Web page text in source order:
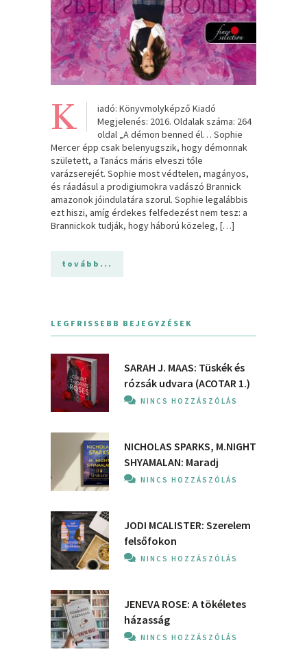
K
iadó: Könyvmolyképző Kiadó
Megjelenés: 2016. Oldalak száma: 264
oldal „A démon benned él… Sophie
Mercer épp csak belenyugszik, hogy démonnak
született, a Tanács máris elveszi tőle
varázserejét. Sophie most védtelen, magányos,
és ráadásul a prodigiumokra vadászó Brannick
amazonok jóindulatára szorul. Sophie legalábbis
ezt hiszi, amíg érdekes felfedezést nem tesz: a
Brannickok tudják, hogy háború közeleg, […]
tovább...
LEGFRISSEBB BEJEGYZÉSEK
SARAH J. MAAS: Tüskék és
rózsák udvara (ACOTAR 1.)
NINCS HOZZÁSZÓLÁS
NICHOLAS SPARKS, M.NIGHT
SHYAMALAN: Maradj
NINCS HOZZÁSZÓLÁS
JODI MCALISTER: Szerelem
felsőfokon
NINCS HOZZÁSZÓLÁS
JENEVA ROSE: A ​tökéletes
házasság
NINCS HOZZÁSZÓLÁS